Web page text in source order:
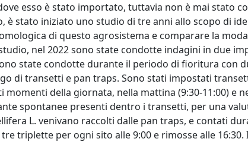
esso è stato importato, tuttavia non è mai stato
è stato iniziato uno studio di tre anni allo scopo di
di questo agrosistema e comparare la
nel 2022 sono state condotte indagini in due
state condotte durante il periodo di fioritura con
di transetti e pan traps. Sono stati impostati
della giornata, nella mattina (9:30-11:00) e
spontanee presenti dentro i transetti, per una
L. venivano raccolti dalle pan traps, e contati
triplette per ogni sito alle 9:00 e rimosse alle